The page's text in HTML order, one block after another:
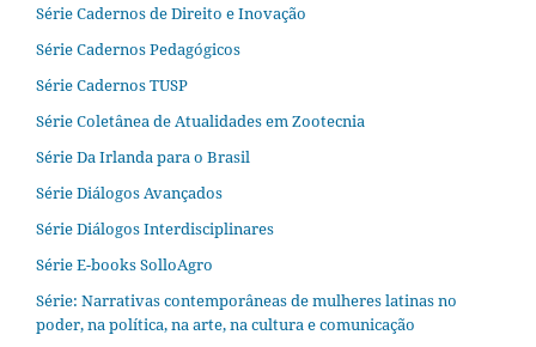
Série Cadernos de Direito e Inovação
Série Cadernos Pedagógicos
Série Cadernos TUSP
Série Coletânea de Atualidades em Zootecnia
Série Da Irlanda para o Brasil
Série Diálogos Avançados
Série Diálogos Interdisciplinares
Série E-books SolloAgro
Série: Narrativas contemporâneas de mulheres latinas no
poder, na política, na arte, na cultura e comunicação